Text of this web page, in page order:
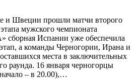
и Швеции прошли матчи второго
мужского чемпионата
сборная Испании уже обеспечила
а команды Черногории, Ирана и
места в заключительных
раунда. 16 января черногорцы
– в 20.00),…